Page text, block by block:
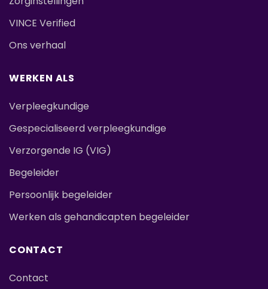
VINCE Verified
Ons verhaal
WERKEN ALS
Verpleegkundige
Gespecialiseerd verpleegkundige
Verzorgende IG (VIG)
Begeleider
Persoonlijk begeleider
Werken als gehandicapten begeleider
CONTACT
Contact